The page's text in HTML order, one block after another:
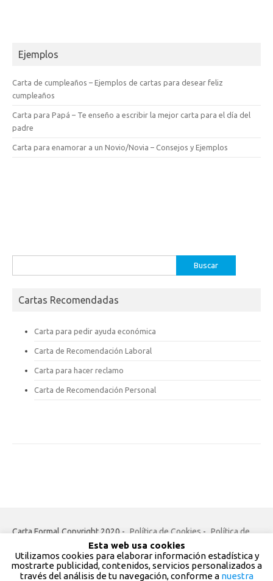
Ejemplos
Carta de cumpleaños – Ejemplos de cartas para desear feliz
cumpleaños
Carta para Papá – Te enseño a escribir la mejor carta para el día del
padre
Carta para enamorar a un Novio/Novia – Consejos y Ejemplos
Cartas Recomendadas
Carta para pedir ayuda económica
Carta de Recomendación Laboral
Carta para hacer reclamo
Carta de Recomendación Personal
Carta Formal Copyright 2020 - Política de Cookies- Política de
Contacto
Todos los derechos reservados
Esta web usa cookies
Utilizamos cookies para elaborar información estadística y
mostrarte publicidad, contenidos, servicios personalizados a
través del análisis de tu navegación, conforme a nuestra